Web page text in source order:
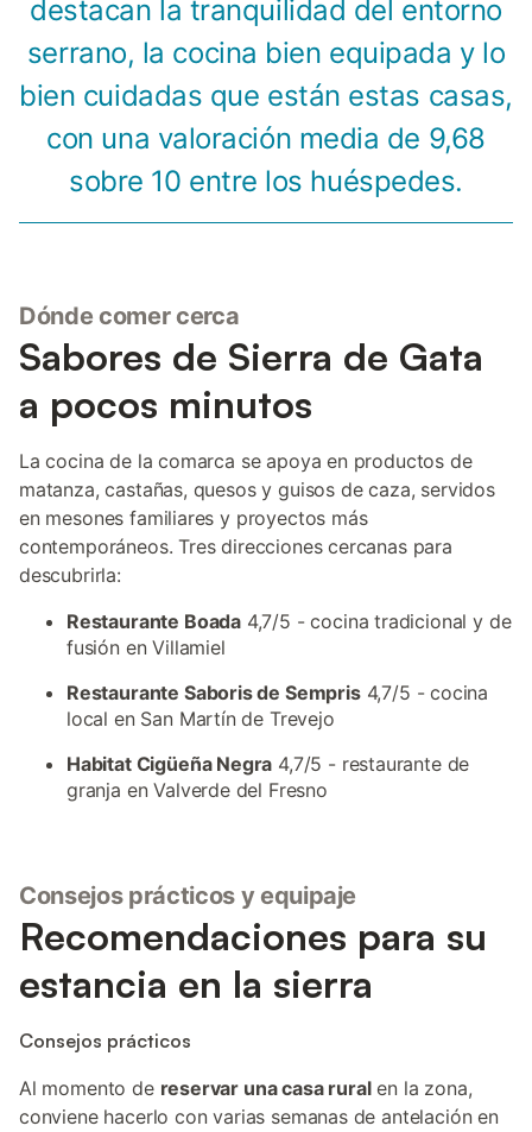
destacan la tranquilidad del entorno
serrano, la cocina bien equipada y lo
bien cuidadas que están estas casas,
con una valoración media de 9,68
sobre 10 entre los huéspedes.
Dónde comer cerca
Sabores de Sierra de Gata
a pocos minutos
La cocina de la comarca se apoya en productos de
matanza, castañas, quesos y guisos de caza, servidos
en mesones familiares y proyectos más
contemporáneos. Tres direcciones cercanas para
descubrirla:
Restaurante Boada 4,7/5 - cocina tradicional y de
fusión en Villamiel
Restaurante Saboris de Sempris4,7/5 - cocina
local en San Martín de Trevejo
Habitat Cigüeña Negra 4,7/5 - restaurante de
granja en Valverde del Fresno
Consejos prácticos y equipaje
Recomendaciones para su
estancia en la sierra
Consejos prácticos
Al momento de reservar una casa ruralen la zona,
conviene hacerlo con varias semanas de antelación en